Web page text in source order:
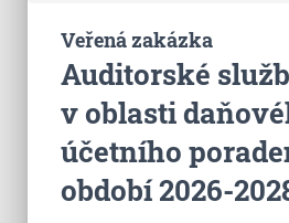
Veřená zakázka
Auditorské
v oblasti
účetního
období 2026-